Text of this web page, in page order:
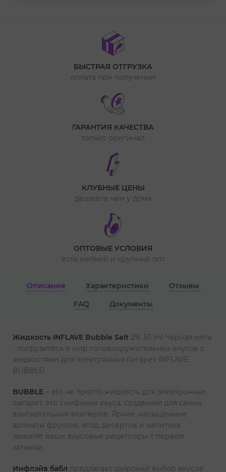
БЫСТРАЯ ОТГРУЗКА
оплата при получении
ГАРАНТИЯ КАЧЕСТВА
только оригинал
КЛУБНЫЕ ЦЕНЫ
дешевле чем у дома
ОПТОВЫЕ УСЛОВИЯ
есть мелкий и крупный опт
Описание Характеристики
Отзывы
FAQ
Документы
Жидкость INFLAVE Bubble Salt 2% 30 ml Чёрная мята
- погрузитесь в мир головокружительных вкусов с
жидкостями для электронных сигарет INFLAVE
BUBBLE!
BUBBLE – это не просто жидкость для электронных
сигарет, это симфония вкуса, созданная для самых
взыскательных вейперов. Яркие, насыщенные
ароматы фруктов, ягод, десертов и напитков
захватят ваши вкусовые рецепторы с первой
затяжки.
Инфлэйв бабл предлагает широкий выбор вкусов